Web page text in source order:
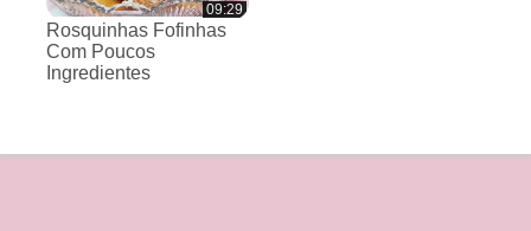
09:29
Rosquinhas Fofinhas
Com Poucos
Ingredientes